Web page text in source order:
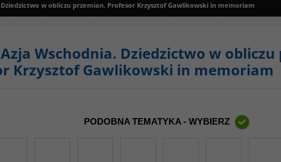
w obliczu przemian. Profesor Krzysztof Gawlikowski in memoriam
Wschodnia. Dziedzictwo w
Krzysztof Gawlikowski in memoriam
PODOBNA TEMATYKA - WYBIERZ